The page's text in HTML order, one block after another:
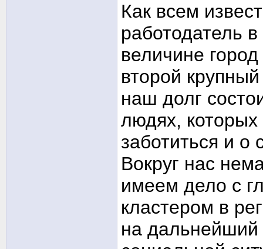
Как всем
работодатель
величине
второй
наш долг
людях,
заботиться и о
Вокруг нас
имеем дело с
кластером в
на дальнейший